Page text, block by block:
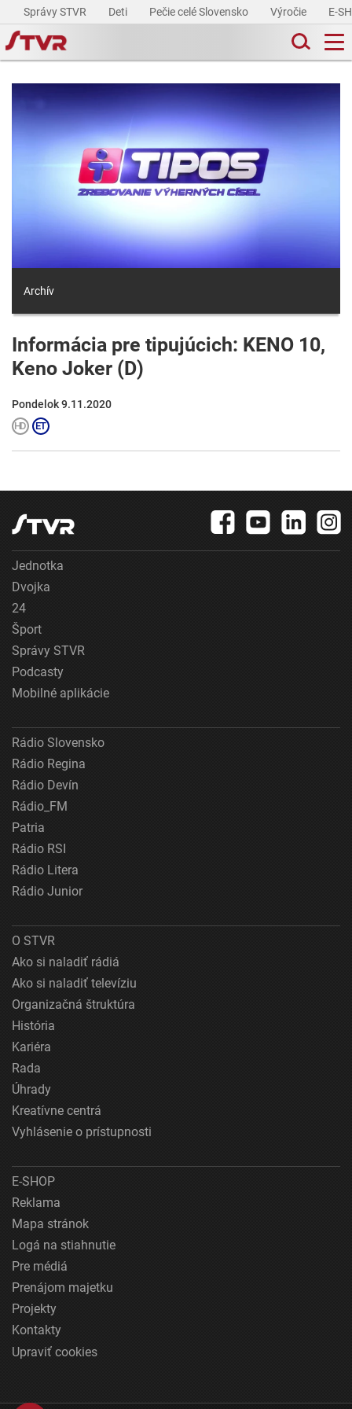
Správy STVR Deti Pečie celé Slovensko Výročie E-
Archív
Informácia pre tipujúcich: KENO 10,
Keno Joker (D)
Pondelok 9.11.2020
Jednotka
Dvojka
24
Šport
Správy STVR
Podcasty
Mobilné aplikácie
Rádio Slovensko
Rádio Regina
Rádio Devín
Rádio_FM
Patria
Rádio RSI
Rádio Litera
Rádio Junior
O STVR
Ako si naladiť rádiá
Ako si naladiť televíziu
Organizačná štruktúra
História
Kariéra
Rada
Úhrady
Kreatívne centrá
Vyhlásenie o prístupnosti
E-SHOP
Reklama
Mapa stránok
Logá na stiahnutie
Pre médiá
Prenájom majetku
Projekty
Kontakty
Upraviť cookies